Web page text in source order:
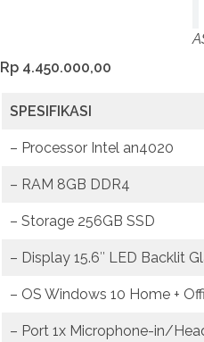
Rp 4.450.000,00
SPESIFIKASI
– Processor Intel an4020
– RAM 8GB DDR4
– Storage 256GB SSD
– Display 15.6″ LED Backlit
– OS Windows 10 Home +
– Port 1x Microphone-in/